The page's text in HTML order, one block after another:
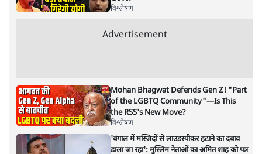
गयी। हम पश्चिम के देशों से तुलना नहीं कर रहे हैं, पर भारत जैसे 135
लाख टेस्ट करने में तो आप समझ सकते हैं कि देश किस ज्वालामुखी
देश मेंलॉकडाउनको लगे क़रीब दो महीने हो रहे हैं। इन दो महीनों
में क्या कोरोना से लड़ाई में देश जीता या हारा, यह सवाल उठना
चाहिये। साथ ही यह भी सवाल पूछा जाना चाहिये कि प्रधानमंत्री ने
21 दिनों में कोरोना को हराने का जो वचन देश को दिया था, उस